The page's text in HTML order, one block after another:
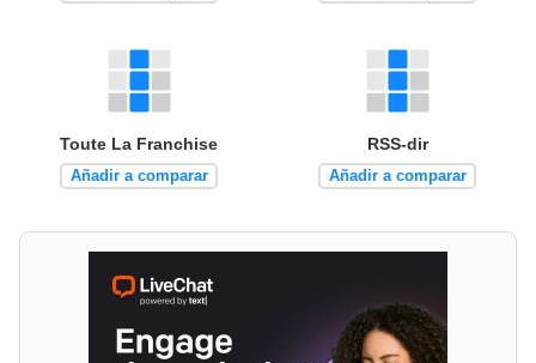
Toute La Franchise
Añadir a comparar
RSS-dir
Añadir a comparar